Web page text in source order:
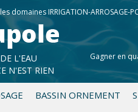
IRRIGATION-ARROSAGE-
Gagner en
L'EAU
N'EST RIEN
BASSIN ORNEMENT